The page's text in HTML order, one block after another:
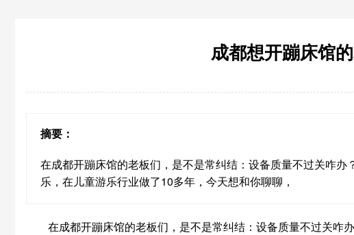
成都想开蹦床馆
摘要：
在成都开蹦床馆的老板们，是不是常纠结：设备质量不过关咋
乐，在儿童游乐行业做了10多年，今天想和你聊聊，
在成都开蹦床馆的老板们，是不是常纠结：设备质量不过关咋